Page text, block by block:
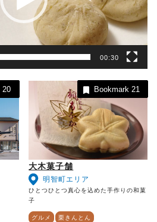
00:30
20
大木菓子舗
明智町エリア
ひとつひとつ真心を込めた手作りの和菓
子
グルメ 栗きんとん
Bookmark 21